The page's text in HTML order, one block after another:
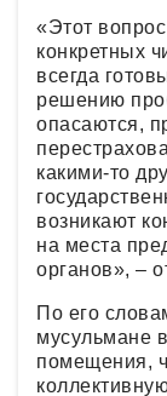
«Этот
конкретных
всегда
решению
опасаются,
какими-то
возникают
на места
органов», –
По его
мусульмане
помещения,